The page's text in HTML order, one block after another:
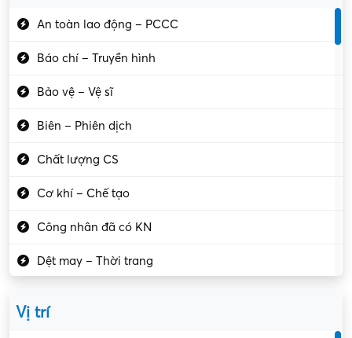
An toàn lao động – PCCC
Báo chí – Truyền hình
Bảo vệ – Vệ sĩ
Biên – Phiên dịch
Chất lượng CS
Cơ khí – Chế tạo
Công nhân đã có KN
Dệt may – Thời trang
Vị trí